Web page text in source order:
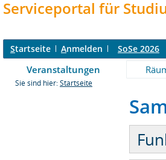
Serviceportal für
Startseite Anmelden SoSe 2026
Veranstaltungen
Sie sind hier: Startseite